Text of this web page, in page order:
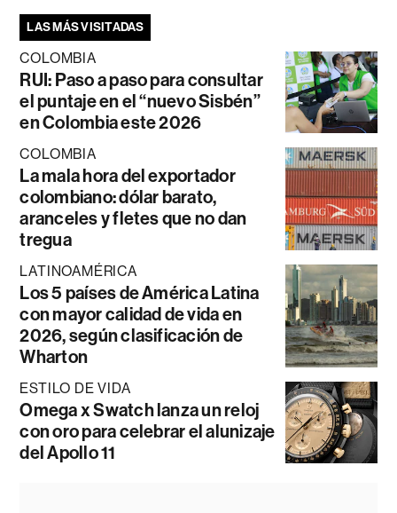
LAS MÁS VISITADAS
COLOMBIA
RUI: Paso a paso para consultar
el puntaje en el “nuevo Sisbén”
en Colombia este 2026
COLOMBIA
La mala hora del exportador
colombiano: dólar barato,
aranceles y fletes que no dan
tregua
LATINOAMÉRICA
Los 5 países de América Latina
con mayor calidad de vida en
2026, según clasificación de
Wharton
ESTILO DE VIDA
Omega x Swatch lanza un reloj
con oro para celebrar el alunizaje
del Apollo 11